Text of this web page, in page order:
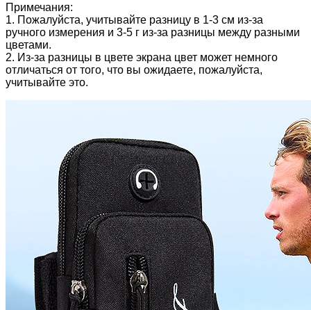
Примечания:
1. Пожалуйста, учитывайте разницу в 1-3 см из-за
ручного измерения и 3-5 г из-за разницы между разными
цветами.
2. Из-за разницы в цвете экрана цвет может немного
отличаться от того, что вы ожидаете, пожалуйста,
учитывайте это.